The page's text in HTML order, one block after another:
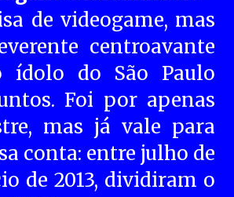
de videogame, mas
centroavante
ídolo do São Paulo
Foi por apenas
mas já vale para
conta: entre julho de
de 2013, dividiram o